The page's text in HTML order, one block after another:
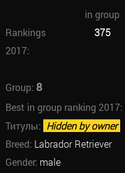
in group
Rankings
2017:
375
Group: 8
Best in group ranking 2017:
Титулы: Hidden by owner
Breed: Labrador Retriever
Gender: male